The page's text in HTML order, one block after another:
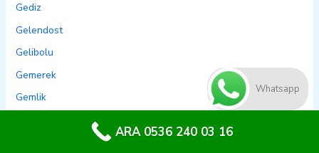
Gediz
Gelendost
Gelibolu
Gemerek
Gemlik
Whatsapp
ARA 0536 240 03 16